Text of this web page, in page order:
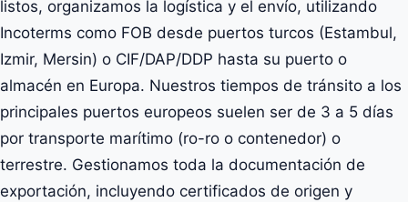
listos, organizamos la logística y el envío, utilizando
Incoterms como FOB desde puertos turcos (Estambul,
Izmir, Mersin) o CIF/DAP/DDP hasta su puerto o
almacén en Europa. Nuestros tiempos de tránsito a los
principales puertos europeos suelen ser de 3 a 5 días
por transporte marítimo (ro-ro o contenedor) o
terrestre. Gestionamos toda la documentación de
exportación, incluyendo certificados de origen y